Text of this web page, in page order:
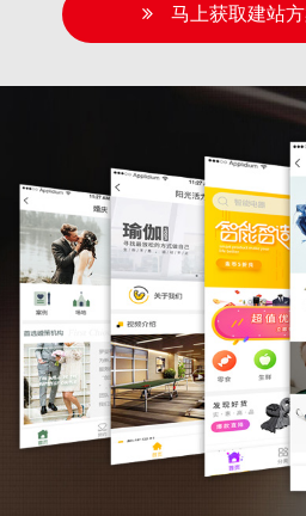
马上获取建站